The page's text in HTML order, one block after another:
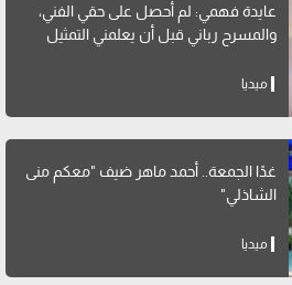
عايدة فهمي: لم أحصل على حقي الفني،
والمسرح رباني قبل أن يعلمني التمثيل
ميديا
غدًا الجمعة.. أحمد ماهر ضيف "معكم منى
الشاذلي"
ميديا